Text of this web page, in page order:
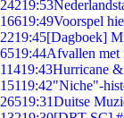
24219:53
16619:49Voorspel
2219:45[Dagboek]
6519:44Afvallen met
11419:43Hurricane
15119:42"Niche"-
26519:31Duitse